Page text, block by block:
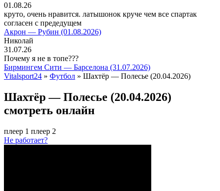
01.08.26
круто, очень нравится. латышонок круче чем все спартак
согласен с предедущем
Акрон — Рубин (01.08.2026)
Николай
31.07.26
Почему я не в топе???
Бирмингем Сити — Барселона (31.07.2026)
Vitalsport24 » Футбол » Шахтёр — Полесье (20.04.2026)
Шахтёр — Полесье (20.04.2026)
смотреть онлайн
плеер 1 плеер 2
Не работает?